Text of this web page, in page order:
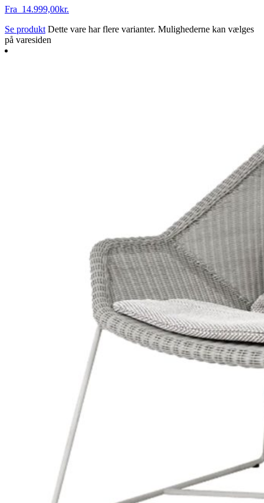
Fra 14.999,00kr.
Se produkt Dette vare har flere varianter. Mulighederne kan vælges
på varesiden